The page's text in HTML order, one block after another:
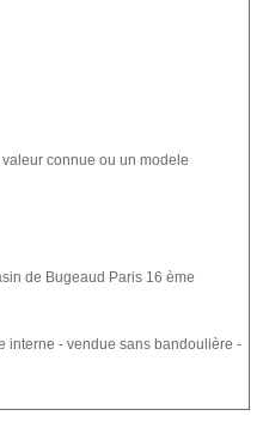
connue ou un modele
de Bugeaud Paris 16 ème
interne - vendue sans bandoulière -